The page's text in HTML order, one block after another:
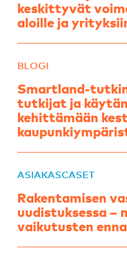
keskittyvät
aloille ja
BLOGI
Smartland-
tutkijat ja
kehittämään
ASIAKASCASET
Rakentamisen
uudistuksessa –
vaikutusten